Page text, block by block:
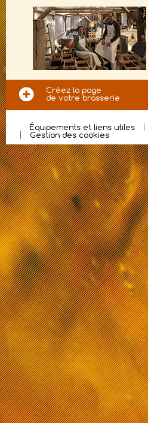
Créez la page
de votre brasserie
Équipements et liens utiles
Gestion des cookies